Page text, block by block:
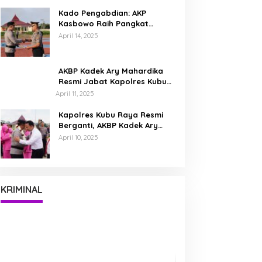
Kado Pengabdian: AKP
Kasbowo Raih Pangkat
Kompol Dua Bulan Jelang
April 14, 2025
AKBP Kadek Ary Mahardika
Resmi Jabat Kapolres Kubu
Raya, Siap Perkuat
Masyarakat
April 11, 2025
Kapolres Kubu Raya Resmi
Berganti, AKBP Kadek Ary
Mahardika Disambut Tradisi
April 10, 2025
KRIMINAL
Tak Mudah Percaya Tawaran
Digital
Di KRIMINAL